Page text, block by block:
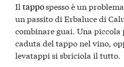
Iltappospesso è un
un passito di Erbaluce di
combinare guai. Una piccola
caduta del tappo nel vino,
levatappi si sbriciola il tutto.